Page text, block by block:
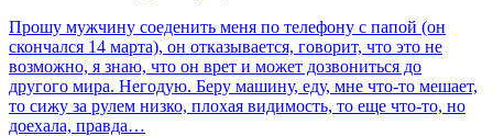
Прошу мужчину соеденить меня по телефону с папой (он
скончался 14 марта), он отказывается, говорит, что это не
возможно, я знаю, что он врет и может дозвониться до
другого мира. Негодую. Беру машину, еду, мне что-то мешает,
то сижу за рулем низко, плохая видимость, то еще что-то, но
доехала, правда…